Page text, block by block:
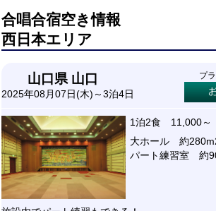
合唱合宿空き情報
西日本エリア
山口県 山口
2025年08月07日(木)～3泊4日
プ
1泊2食 11,000～
大ホール 約
パート練習室 約